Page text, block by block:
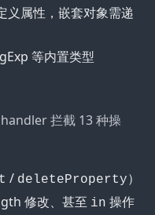
义属性，嵌套对象需递
等内置类型
拦截 13 种操
/ deleteProperty）
修改、甚至 in 操作